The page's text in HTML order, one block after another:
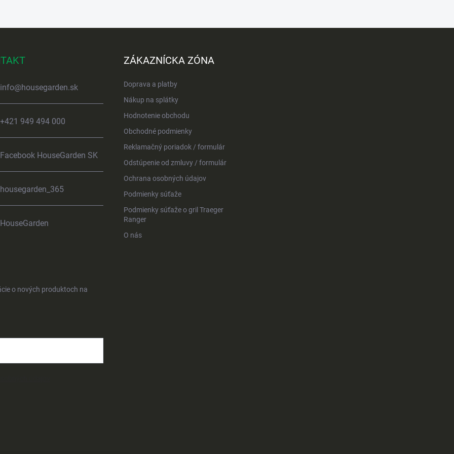
info@housegarden.sk
+421 949 494 000
Facebook HouseGarden SK
housegarden_365
HouseGarden
ZÁKAZNÍCKA ZÓNA
Doprava a platby
Nákup na splátky
Hodnotenie obchodu
Obchodné podmienky
Reklamačný poriadok / formulár
Odstúpenie od zmluvy / formulár
Ochrana osobných údajov
Podmienky súťaže
Podmienky súťaže o gril Traeger
Ranger
O nás
o nových produktoch na